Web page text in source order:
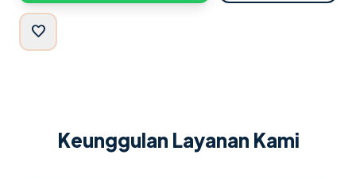
favorite
Keunggulan Layanan Kami